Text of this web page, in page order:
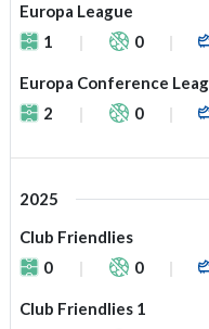
Europa League
1
0
Europa Conference
2
0
2025
Club Friendlies
0
0
Club Friendlies 1